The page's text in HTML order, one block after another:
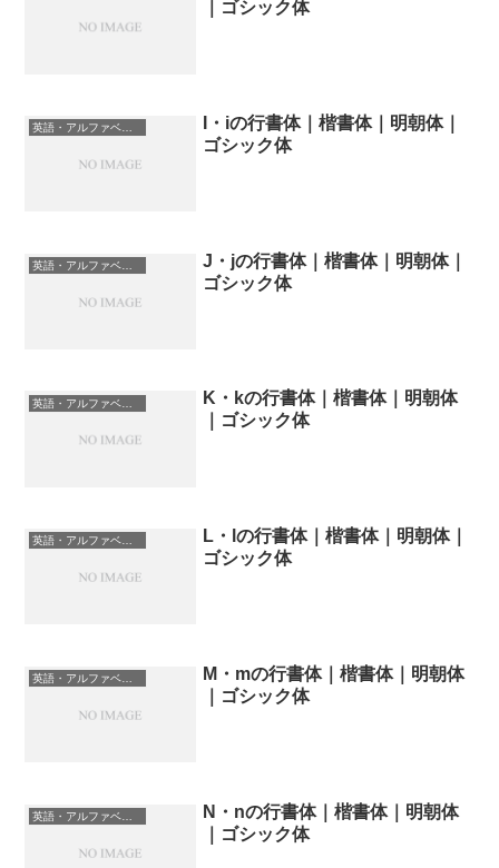
｜ゴシック体
英語・アルファベットの書体一覧
I・iの行書体｜楷書体｜明朝体｜
ゴシック体
英語・アルファベットの書体一覧
J・jの行書体｜楷書体｜明朝体｜
ゴシック体
英語・アルファベットの書体一覧
K・kの行書体｜楷書体｜明朝体
｜ゴシック体
英語・アルファベットの書体一覧
L・lの行書体｜楷書体｜明朝体｜
ゴシック体
英語・アルファベットの書体一覧
M・mの行書体｜楷書体｜明朝体
｜ゴシック体
英語・アルファベットの書体一覧
N・nの行書体｜楷書体｜明朝体
｜ゴシック体